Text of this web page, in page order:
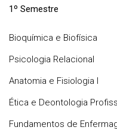
1º Semestre
Bioquímica e Biofísica
Psicologia Relacional
Anatomia e Fisiologia I
Ética e Deontologia
Fundamentos de